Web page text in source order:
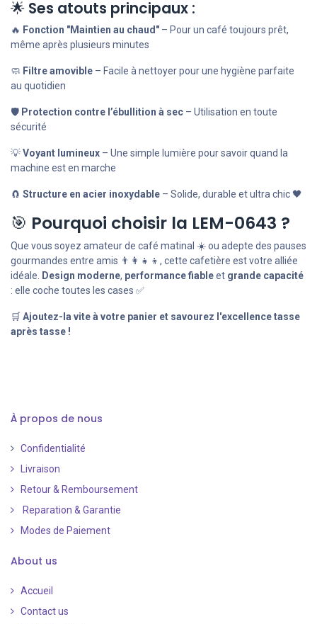
🌟 Ses atouts principaux :
🔥 Fonction "Maintien au chaud" – Pour un café toujours prêt,
même après plusieurs minutes
🧼 Filtre amovible – Facile à nettoyer pour une hygiène parfaite
au quotidien
🛡️ Protection contre l’ébullition à sec – Utilisation en toute
sécurité
💡Voyant lumineux – Une simple lumière pour savoir quand la
machine est en marche
🧲 Structure en acier inoxydable – Solide, durable et ultra chic 🖤
🎯 Pourquoi choisir la LEM-0643 ?
Que vous soyez amateur de café matinal ☀️ ou adepte des pauses
gourmandes entre amis 👨‍👩‍👧‍👦, cette cafetière est votre alliée
idéale.
Design moderne, performance fiableet grande capacité
: elle coche toutes les cases ✅
🛒 Ajoutez-la vite à votre panier et savourez l'excellence tasse
après tasse !
À propos de nous
Confidentialité
Livraison
Retour & Remboursement
Reparation & Garantie
Modes de Paiement
About us
Accueil
Contact us